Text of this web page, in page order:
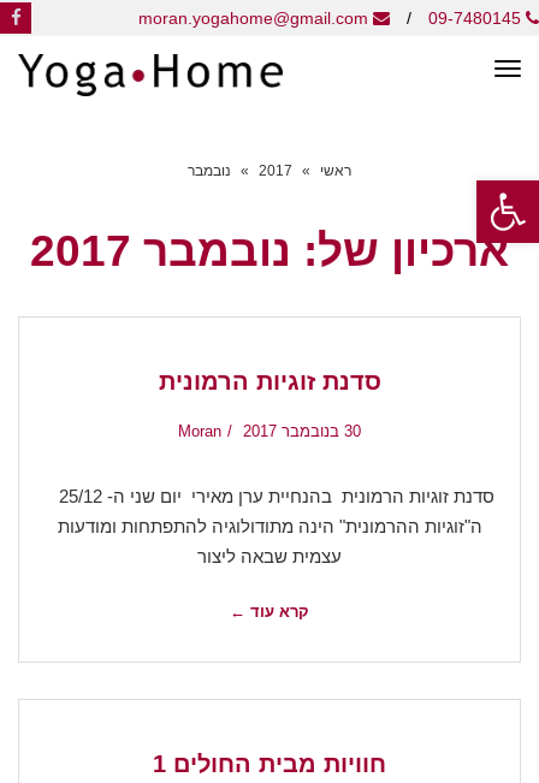
פתח סרגל נגישות
09-7480145
/
תפריט
ראשי »
2017
» נובמבר
ארכיון של: נובמבר 2017
סדנת זוגיות הרמונית
30 בנובמבר 2017 Moran
ה"זוגיות ההרמונית" הינה מתודולוגיה להתפתחות ומודעות
עצמית שבאה ליצור
קרא עוד ←
חוויות מבית החולים 1